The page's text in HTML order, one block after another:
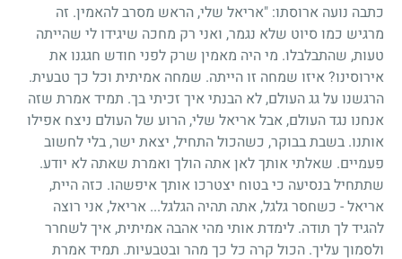
כתבה נועה ארוסתו: "אריאל שלי, הראש מסרב להאמין. זה
מרגיש כמו סיוט שלא נגמר, ואני רק מחכה שיגידו לי שהייתה
טעות, שהתבלבלו. מי היה מאמין שרק לפני חודש חגגנו את
אירוסינו? איזו שמחה זו הייתה. שמחה אמיתית וכל כך טבעית.
הרגשנו על גג העולם, לא הבנתי איך זכיתי בך. תמיד אמרת שזה
אנחנו נגד העולם, אבל אריאל שלי, הרוע של העולם ניצח אפילו
אותנו. בשבת בבוקר, כשהכול התחיל, יצאת ישר, בלי לחשוב
פעמיים. שאלתי אותך לאן אתה הולך ואמרת שאתה לא יודע.
שתתחיל בנסיעה כי בטוח יצטרכו אותך איפשהו. כזה היית,
אריאל - כשחסר גלגל, אתה תהיה הגלגל... אריאל, אני רוצה
להגיד לך תודה. לימדת אותי מהי אהבה אמיתית, איך לשחרר
ולסמוך עליך. הכול קרה כל כך מהר ובטבעיות. תמיד אמרת